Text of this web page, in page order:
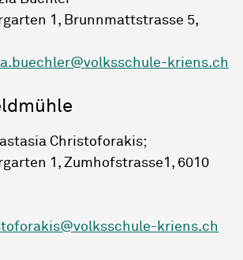
1, Brunnmattstrasse 5,
kriens.ch
Christoforakis;
1, Zumhofstrasse1, 6010
kriens.ch